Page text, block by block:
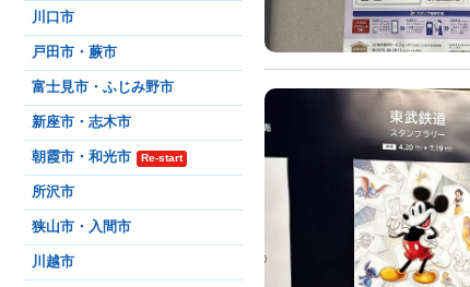
川口市
戸田市・蕨市
富士見市・ふじみ野市
新座市・志木市
朝霞市・和光市 Re-start
所沢市
狭山市・入間市
川越市